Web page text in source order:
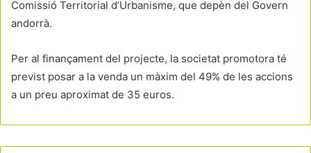
Comissió Territorial d’Urbanisme, que depèn del Govern
andorrà.
Per al finançament del projecte, la societat promotora té
previst posar a la venda un màxim del 49% de les accions
a un preu aproximat de 35 euros.